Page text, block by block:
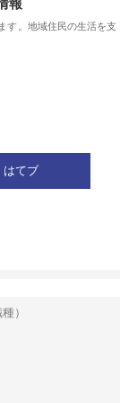
報
す。地域住民の生活を支
はてブ
）